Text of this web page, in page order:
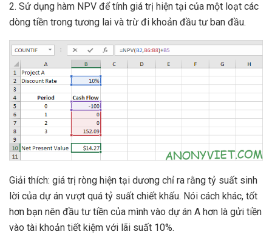
2. Sử dụng hàm NPV để tính giá trị hiện tại của một loạt các
dòng tiền trong tương lai và trừ đi khoản đầu tư ban đầu.
Giải thích: giá trị ròng hiện tại dương chỉ ra rằng tỷ suất sinh
lời của dự án vượt quá tỷ suất chiết khấu. Nói cách khác, tốt
hơn bạn nên đầu tư tiền của mình vào dự án A hơn là gửi tiền
vào tài khoản tiết kiệm với lãi suất 10%.